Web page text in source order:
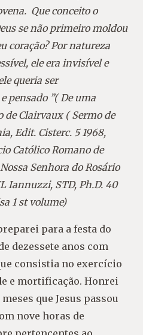
Que conceito o
se não primeiro moldou
coração? Por natureza
ele era invisível e
queria ser
pensado ”( De uma
de Clairvaux ( Sermo de
Edit. Cisterc. 5 1968,
Católico Romano de
Senhora do Rosário
Iannuzzi, STD, Ph.D. 40
1 st volume)
para a festa do
dezessete anos com
consistia no exercício
e mortificação. Honrei
que Jesus passou
nove horas de